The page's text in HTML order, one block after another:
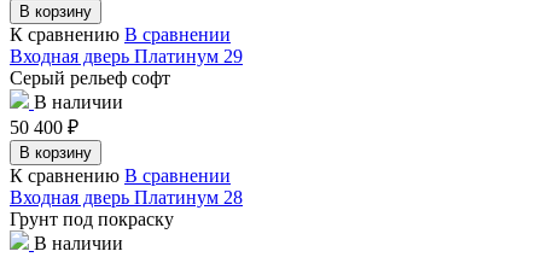
В корзину
К сравнению В сравнении
Входная дверь Платинум 29
Серый рельеф софт
В наличии
50 400 ₽
В корзину
К сравнению В сравнении
Входная дверь Платинум 28
Грунт под покраску
В наличии